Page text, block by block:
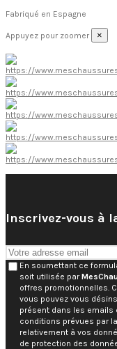
Fabriqué en Espagne
Appuyez pour zoomer ×
Inscrivez-vous à
En soumettant ce
soit utilisée par
offres promotionnelles.
vous pouvez vous
présent dans les emails
conditions prévues par
relativement à vos
de protection des